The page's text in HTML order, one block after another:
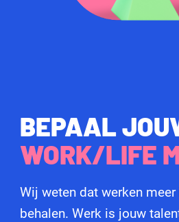
BEPAAL
WORK/LIFE
Wij weten dat werken
behalen. Werk is jouw